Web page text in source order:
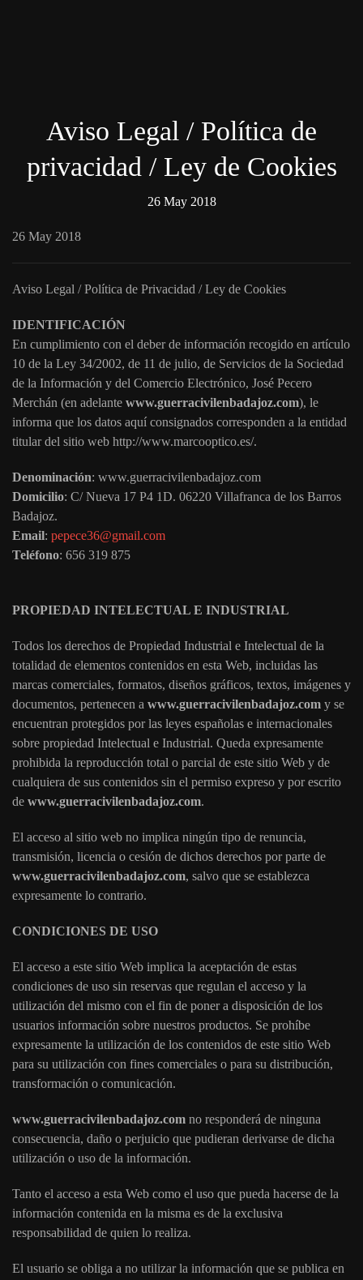
Aviso Legal / Política de
privacidad / Ley de Cookies
26 May 2018
26 May 2018
Aviso Legal / Política de Privacidad / Ley de Cookies
IDENTIFICACIÓN
En cumplimiento con el deber de información recogido en artículo
10 de la Ley 34/2002, de 11 de julio, de Servicios de la Sociedad
de la Información y del Comercio Electrónico, José Pecero
Merchán (en adelante www.guerracivilenbadajoz.com), le
informa que los datos aquí consignados corresponden a la entidad
titular del sitio web http://www.marcooptico.es/.
Denominación: www.guerracivilenbadajoz.com
Domicilio: C/ Nueva 17 P4 1D. 06220 Villafranca de los Barros
Badajoz.
Email: pepece36@gmail.com
Teléfono: 656 319 875
PROPIEDAD INTELECTUAL E INDUSTRIAL
Todos los derechos de Propiedad Industrial e Intelectual de la
totalidad de elementos contenidos en esta Web, incluidas las
marcas comerciales, formatos, diseños gráficos, textos, imágenes y
documentos, pertenecen a www.guerracivilenbadajoz.com y se
encuentran protegidos por las leyes españolas e internacionales
sobre propiedad Intelectual e Industrial. Queda expresamente
prohibida la reproducción total o parcial de este sitio Web y de
cualquiera de sus contenidos sin el permiso expreso y por escrito
de www.guerracivilenbadajoz.com.
El acceso al sitio web no implica ningún tipo de renuncia,
transmisión, licencia o cesión de dichos derechos por parte de
www.guerracivilenbadajoz.com, salvo que se establezca
expresamente lo contrario.
CONDICIONES DE USO
El acceso a este sitio Web implica la aceptación de estas
condiciones de uso sin reservas que regulan el acceso y la
utilización del mismo con el fin de poner a disposición de los
usuarios información sobre nuestros productos. Se prohíbe
expresamente la utilización de los contenidos de este sitio Web
para su utilización con fines comerciales o para su distribución,
transformación o comunicación.
www.guerracivilenbadajoz.com no responderá de ninguna
consecuencia, daño o perjuicio que pudieran derivarse de dicha
utilización o uso de la información.
Tanto el acceso a esta Web como el uso que pueda hacerse de la
información contenida en la misma es de la exclusiva
responsabilidad de quien lo realiza.
El usuario se obliga a no utilizar la información que se publica en